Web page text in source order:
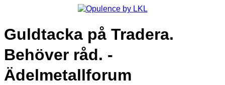
Guldtacka på Tradera.
Behöver råd. -
Ädelmetallforum